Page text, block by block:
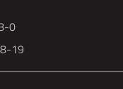
0
19